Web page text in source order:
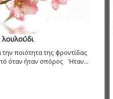
την ποιότητα της φροντίδας
όταν ήταν σπόρος Ήταν...